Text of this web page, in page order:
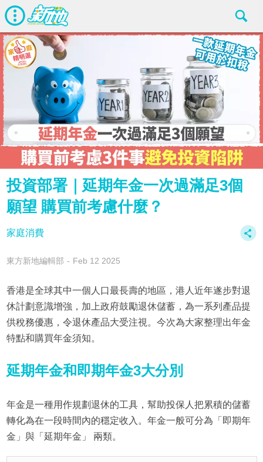
投資部署｜延期年金一次過滿足3個
願望 購買前考慮什麼？
家庭消費
東方新地編輯部 Feb 12 2025
香港是全球其中一個人口最長壽的地區，港人近年遂步對退
休計劃意識增強，加上政府鼓勵退休儲蓄，為一系列產品提
供稅務優惠，令退休產品大受注視。今次為大家整理出年金
特點和購買年金須知。
延期年金和即期年金3大分別
年金是一種用作規劃退休的工具，幫助投保人把累積的儲蓄
轉化為在一段時間內的穩定收入。年金一般可分為「即期年
金」與「延期年金」 兩類。